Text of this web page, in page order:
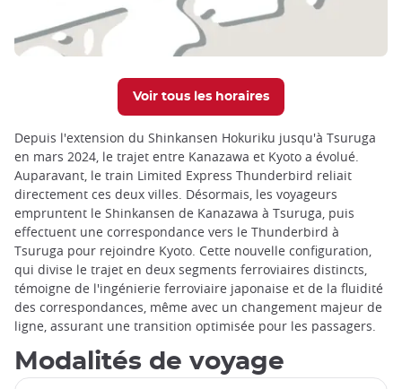
Voir tous les horaires
Depuis l'extension du Shinkansen Hokuriku jusqu'à Tsuruga
en mars 2024, le trajet entre Kanazawa et Kyoto a évolué.
Auparavant, le train Limited Express Thunderbird reliait
directement ces deux villes. Désormais, les voyageurs
empruntent le Shinkansen de Kanazawa à Tsuruga, puis
effectuent une correspondance vers le Thunderbird à
Tsuruga pour rejoindre Kyoto. Cette nouvelle configuration,
qui divise le trajet en deux segments ferroviaires distincts,
témoigne de l'ingénierie ferroviaire japonaise et de la fluidité
des correspondances, même avec un changement majeur de
ligne, assurant une transition optimisée pour les passagers.
Modalités de voyage